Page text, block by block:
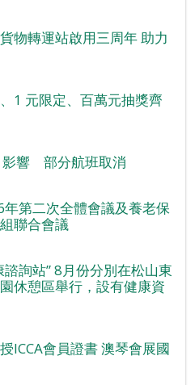
物轉運站啟用三周年 助力
1 元限定、百萬元抽獎齊
影響 部分航班取消
第二次全體會議及養老保
聯合會議
詢站” 8月份分別在松山東
休憩區舉行，設有健康資
ICCA會員證書 澳琴會展國